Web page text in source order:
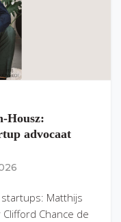
Housz:
advocaat
Matthijs
Chance de